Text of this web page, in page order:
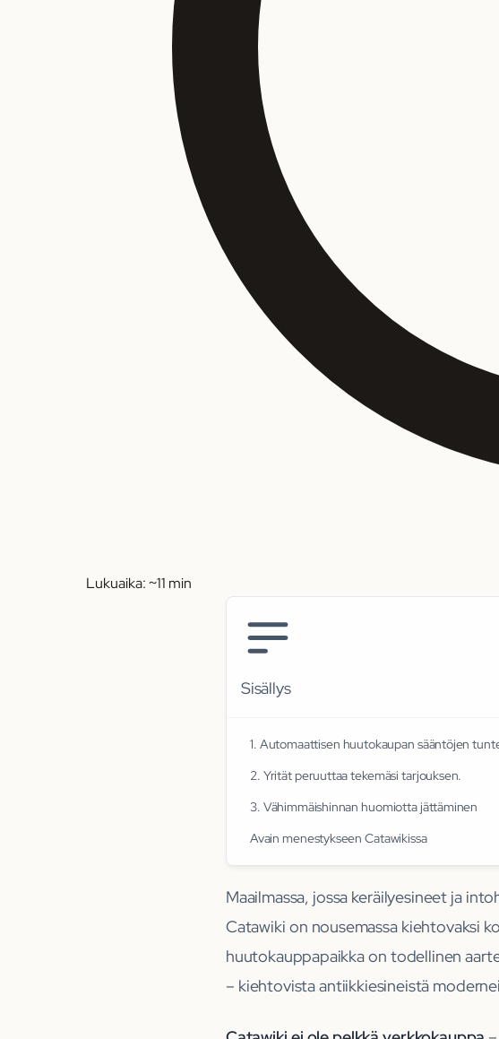
Lukuaika: ~11 min
Sisällys
1. Automaattisen huutokaupan sääntöjen
2. Yrität peruuttaa tekemäsi tarjouksen.
3. Vähimmäishinnan huomiotta jättäminen
Avain menestykseen Catawikissa
Maailmassa, jossa keräilyesineet ja
Catawiki on nousemassa kiehtovaksi
huutokauppapaikka on todellinen
– kiehtovista antiikkiesineistä